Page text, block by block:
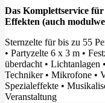
Das Komplettservice
Effekten (auch
Sternzelte für bis zu 55
• Partyzelte 6 x 3 m •
überdacht • Lichtanlagen
Techniker • Mikrofone •
Spezialeffekte •
Veranstaltung